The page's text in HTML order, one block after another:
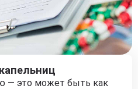
— это может быть как